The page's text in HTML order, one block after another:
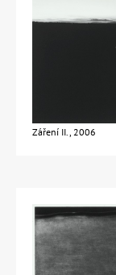
Záření II., 2006